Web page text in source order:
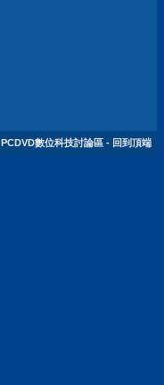
PCDVD數位科技討論區 - 回到頂端